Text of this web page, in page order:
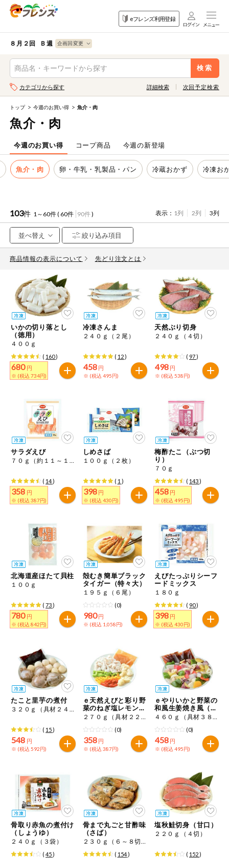
eフレンズ利用登録
ログイン
生協加入はこちら
登録から開始まで
注文番号注文
お気に入り注文
注文履歴注文
WEBカタログ
先着限定から探す
人気カテゴリ
食品から探す
家庭用品から探す
目的から探す
毎週自動お届け商品を確認する
毎週自動お届け商品を修正する
いつでも注文（毎週企画）
コープしがのサービス
コープしがの情報サイト
ご利用ガイド
商品のリクエスト
アプリのダウンロード
PC版サイトを表示
テキスト注文サイトを表示
お問い合わせ
８月２回 Ｂ週
検索
食品
から探す
目的
から探す
果物
野菜
肉・ハム・ソ
ーセージ
魚介・加工品
米・雑穀など
パン・ジャム
豆腐・納豆・
こんにゃく
冷凍食品
ミールキット
など
麺類
レトルト・缶
詰・瓶詰
調味料・だ
し・油・ルー
飲料
酒・ノンアル
コール
切り花・仏花
ティッシュ・
トイレットペ
衛生・生理用
品
洗濯・バス・
トイレ用品
住居・生活用
品
コスメ＆ボデ
ィケア
衣料品
趣味・娯楽
ペット
果物すべて
カテゴリから探す 詳細検索
検索条件を指定してください。全項目に条件を指定しなくて
も検索できます。
キーワード
キーワードをすべて含む
メーカー名
カテゴリ
特価情報
アレルゲン情報
特定原材料と特定原材料に準ずるものが含まれていない商品
を検索できます。
小麦
落花生 えび かに くるみ
特定原材料に準ずるもの
アーモンド あわび いか
いくら オレンジ カシューナッツ
キウイフルーツ 牛肉 ごま
さけ さば ゼラチン 大豆
鶏肉 バナナ 豚肉
マカダミアナッツ やまいも
アレルゲン情報は、商品企画時の情報のため、ご使用前には
必ず商品パッケージの表示をご確認ください。
特定原材料に準ずるものは、お取引先から情報提供のあった
範囲でのお知らせです。
次回予定検索
トップ 今週のお買い得 魚介・肉
魚介・肉
今週のお買い得 コープ商品 今週の新登場
魚介・肉 卵・牛乳・乳製品・パン 冷蔵おかず 冷凍お
103件 1～60件 ( 60件 90件) 表示： 1列 2列 3列
商品情報の表示について 先どり注文とは
いかの切り落とし
（徳用）
４００ｇ
( 160)
680 円
※ (税込 734円)
冷凍さんま
２４０ｇ（２尾）
( 12)
458 円
※ (税込 495円)
天然ぶり切身
２４０ｇ（４切）
( 97)
498 円
※ (税込 538円)
サラダえび
７０ｇ（約１１～１９枚）
( 14)
358 円
※ (税込 387円)
しめさば
１００ｇ（２枚）
( 1 )
398 円
※ (税込 430円)
梅酢たこ（ぶつ切
り）
７０ｇ
( 143)
458 円
※ (税込 495円)
北海道産ほたて貝柱
１００ｇ
(73)
780 円
※ (税込 842円)
殻むき簡単ブラック
タイガー（特々大）
１９５ｇ（６尾）
(0)
980 円
※ (税込 1,058円)
えびたっぷりシーフ
ードミックス
１８０ｇ
( 90)
398 円
※ (税込 430円)
たこと里芋の煮付
３２０ｇ（具材２４０ｇ＋添付タレ８０ｇ）
( 15)
548 円
※ (税込 592円)
ｅ天然えびと彩り野
菜のねぎ塩レモン炒
め
２７０ｇ（具材２２０ｇ、添付たれ５０ｇ）
(0)
358 円
※ (税込 387円)
ｅやりいかと野菜の
和風生姜焼き風（徳
用）
４６０ｇ（具材３８０ｇ、たれ４０ｇ×２）
(0)
458 円
※ (税込 495円)
骨取り赤魚の煮付け
（しょうゆ）
２４０ｇ（３袋）
(45)
骨まで丸ごと甘酢味
（さば）
２３０ｇ（６～８切）
( 154)
塩秋鮭切身（甘口）
２２０ｇ（４切）
( 152)